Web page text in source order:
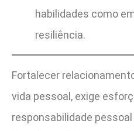
habilidades como
resiliência.
Fortalecer
vida pessoal, exige
responsabilidade